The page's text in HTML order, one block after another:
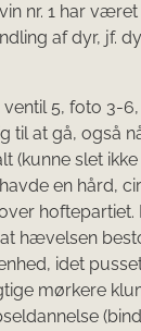
nr. 1 har
af dyr, jf.
ventil 5, foto 3-
til at gå, også
(kunne slet
en hård,
hævelsen
idet
mørkere